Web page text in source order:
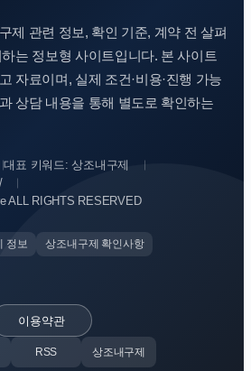
제 관련 정보, 확인 기준, 계약 전 살펴
는 정보형 사이트입니다. 본 사이트
자료이며, 실제 조건·비용·진행 가능
상담 내용을 통해 별도로 확인하는
대표 키워드: 상조내구제
ALL RIGHTS RESERVED
정보
상조내구제 확인사항
이용약관
RSS 상조내구제